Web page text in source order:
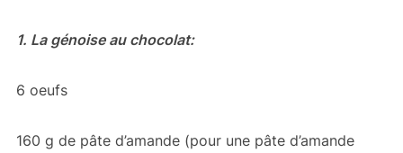
1. La génoise au chocolat:
6 oeufs
160 g de pâte d’amande (pour une pâte d’amande